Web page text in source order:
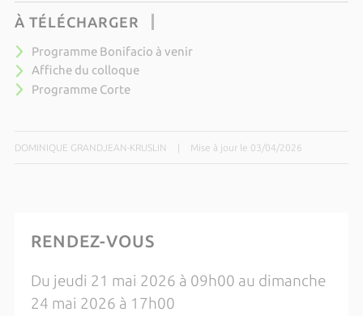
À TÉLÉCHARGER
Programme Bonifacio à venir
Affiche du colloque
Programme Corte
DOMINIQUE GRANDJEAN-KRUSLIN Mise à jour le 03/04/2026
RENDEZ-VOUS
Du jeudi 21 mai 2026 à 09h00 au dimanche
24 mai 2026 à 17h00